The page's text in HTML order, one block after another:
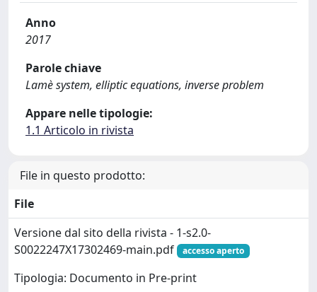
Anno
2017
Parole chiave
Lamè system, elliptic equations, inverse problem
Appare nelle tipologie:
1.1 Articolo in rivista
File in questo prodotto:
File
Versione dal sito della rivista - 1-s2.0-
S0022247X17302469-main.pdf
accesso aperto
Tipologia: Documento in Pre-print